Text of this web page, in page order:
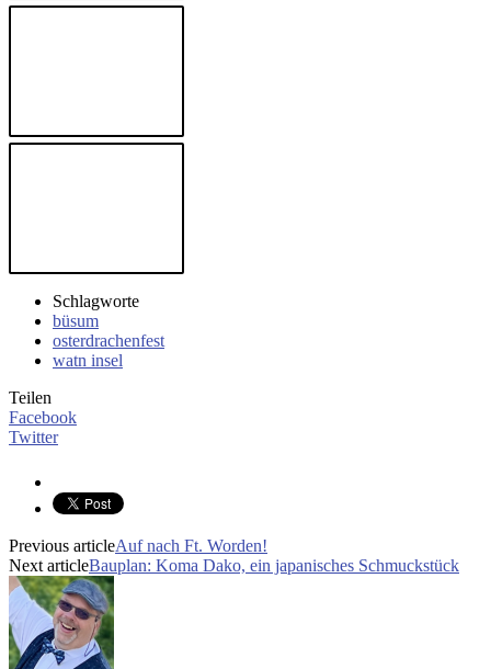
Schlagworte
büsum
osterdrachenfest
watn insel
Teilen
Facebook
Twitter
Previous articleAuf nach Ft. Worden!
Next articleBauplan: Koma Dako, ein japanisches Schmuckstück